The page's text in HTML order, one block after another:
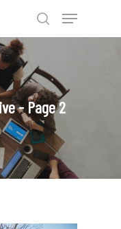
ou
- Page 2